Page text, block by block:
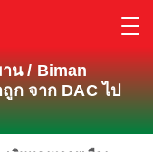
น / Biman
ก จาก DAC ไป